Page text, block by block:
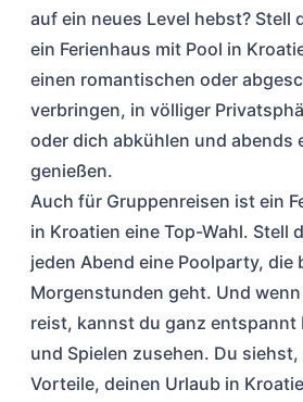
auf ein neues Level hebst? Stell
ein Ferienhaus mit Pool in
einen romantischen oder
verbringen, in völliger
oder dich abkühlen und abends
genießen.
Auch für Gruppenreisen ist ein
in Kroatien eine Top-Wahl. Stell
jeden Abend eine Poolparty, die
Morgenstunden geht. Und
reist, kannst du ganz entspannt
und Spielen zusehen. Du
Vorteile, deinen Urlaub in